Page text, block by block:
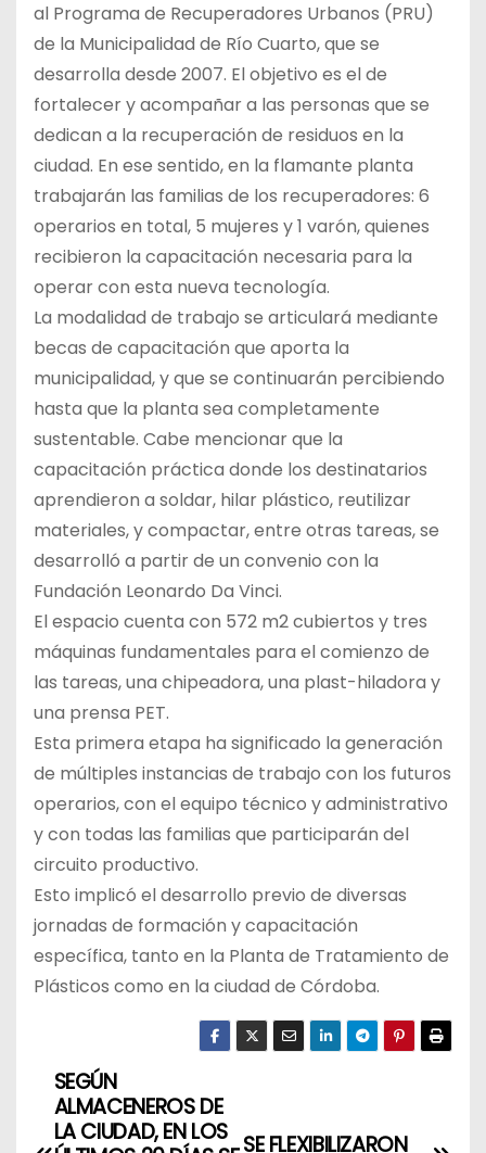
al Programa de Recuperadores Urbanos (PRU)
de la Municipalidad de Río Cuarto, que se
desarrolla desde 2007. El objetivo es el de
fortalecer y acompañar a las personas que se
dedican a la recuperación de residuos en la
ciudad. En ese sentido, en la flamante planta
trabajarán las familias de los recuperadores: 6
operarios en total, 5 mujeres y 1 varón, quienes
recibieron la capacitación necesaria para la
operar con esta nueva tecnología.
La modalidad de trabajo se articulará mediante
becas de capacitación que aporta la
municipalidad, y que se continuarán percibiendo
hasta que la planta sea completamente
sustentable. Cabe mencionar que la
capacitación práctica donde los destinatarios
aprendieron a soldar, hilar plástico, reutilizar
materiales, y compactar, entre otras tareas, se
desarrolló a partir de un convenio con la
Fundación Leonardo Da Vinci.
El espacio cuenta con 572 m2 cubiertos y tres
máquinas fundamentales para el comienzo de
las tareas, una chipeadora, una plast-hiladora y
una prensa PET.
Esta primera etapa ha significado la generación
de múltiples instancias de trabajo con los futuros
operarios, con el equipo técnico y administrativo
y con todas las familias que participarán del
circuito productivo.
Esto implicó el desarrollo previo de diversas
jornadas de formación y capacitación
específica, tanto en la Planta de Tratamiento de
Plásticos como en la ciudad de Córdoba.
N
a
SE FLEXIBILIZARON
SEGÚN
ALMACENEROS DE
LA CIUDAD, EN LOS